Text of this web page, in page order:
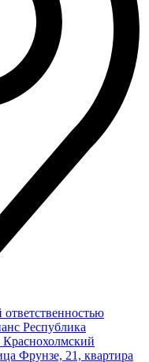
Республика
Фрунзе, 21, квартира